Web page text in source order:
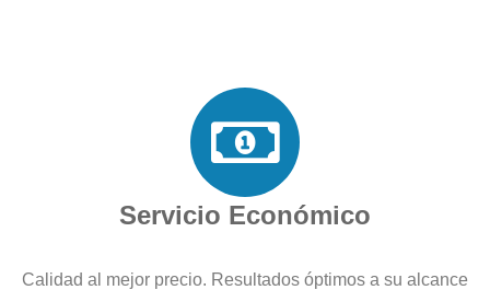
Servicio Económico
Calidad al mejor precio. Resultados óptimos a su alcance